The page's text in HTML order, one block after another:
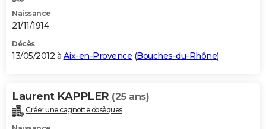
Naissance
21/11/1914
Décès
13/05/2012 à Aix-en-Provence (Bouches-du-Rhône)
Laurent KAPPLER (25 ans)
Créer une cagnotte obsèques